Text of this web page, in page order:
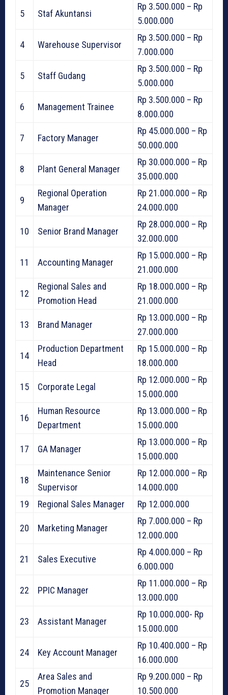
5 Staf Akuntansi
Rp 3.500.000 – Rp
5.000.000
4 Warehouse Supervisor
Rp 3.500.000 – Rp
7.000.000
5 Staff Gudang
Rp 3.500.000 – Rp
5.000.000
6 Management Trainee
Rp 3.500.000 – Rp
8.000.000
7 Factory Manager
Rp 45.000.000 – Rp
50.000.000
8 Plant General Manager
Rp 30.000.000 – Rp
35.000.000
9
Regional Operation
Manager
Rp 21.000.000 – Rp
24.000.000
10 Senior Brand Manager
Rp 28.000.000 – Rp
32.000.000
11 Accounting Manager
Rp 15.000.000 – Rp
21.000.000
12
Regional Sales and
Promotion Head
Rp 18.000.000 – Rp
21.000.000
13 Brand Manager
Rp 13.000.000 – Rp
27.000.000
14
Production Department
Head
Rp 15.000.000 – Rp
18.000.000
15 Corporate Legal
Rp 12.000.000 – Rp
15.000.000
16
Human Resource
Department
Rp 13.000.000 – Rp
15.000.000
17 GA Manager
Rp 13.000.000 – Rp
15.000.000
18
Maintenance Senior
Supervisor
Rp 12.000.000 – Rp
14.000.000
19
Regional Sales Manager Rp 12.000.000
20 Marketing Manager
Rp 7.000.000 – Rp
12.000.000
21 Sales Executive
Rp 4.000.000 – Rp
6.000.000
22 PPIC Manager
Rp 11.000.000 – Rp
13.000.000
23 Assistant Manager
Rp 10.000.000- Rp
15.000.000
24 Key Account Manager
Rp 10.400.000 – Rp
16.000.000
25
Area Sales and
Promotion Manager
Rp 9.200.000 – Rp
10.500.000